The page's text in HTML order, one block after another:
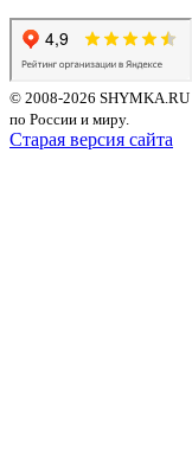
© 2008-2026 SHYMKA.RU
по России и миру.
Старая версия сайта